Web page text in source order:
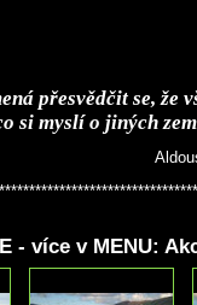
přesvědčit se, že
si myslí o jiných
Huxley
- více v MENU: